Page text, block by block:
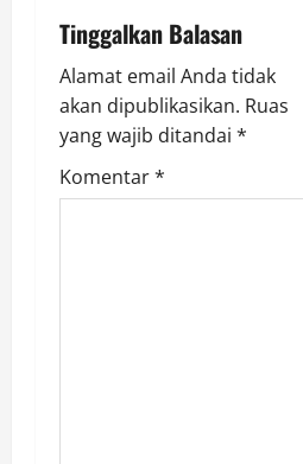
g
a
t
i
Tinggalkan Balasan
Alamat email Anda tidak
akan dipublikasikan. Ruas
yang wajib ditandai *
Komentar*